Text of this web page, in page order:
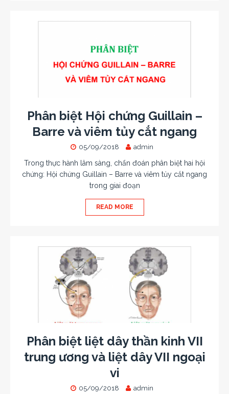
Phân biệt Hội chứng Guillain –
Barre và viêm tủy cắt ngang
05/09/2018 admin
Trong thực hành lâm sàng, chẩn đoán phân biệt hai hội
chứng: Hội chứng Guillain – Barre và viêm tủy cắt ngang
trong giai đoạn
READ MORE
Phân biệt liệt dây thần kinh VII
trung ương và liệt dây VII ngoại
vi
05/09/2018 admin